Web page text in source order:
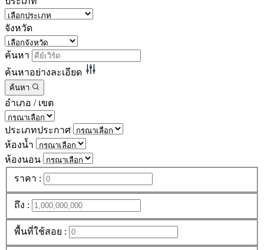
จังหวัด
ค้นหา
ค้นหาอย่างละเอียด
ค้นหา
อำเภอ / เขต
ประเภทประกาศ
ห้องน้ำ
ห้องนอน
ราคา :
ถึง :
พื้นที่ใช้สอย :